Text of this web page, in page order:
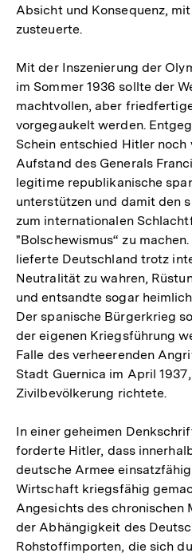
Absicht und Konsequenz,
zusteuerte.
Mit der Inszenierung der
im Sommer 1936 sollte der
machtvollen, aber
vorgegaukelt werden.
Schein entschied Hitler
Aufstand des Generals
legitime republikanische
unterstützen und damit den
zum internationalen
"Bolschewismus“ zu
lieferte Deutschland trotz
Neutralität zu wahren,
und entsandte sogar
Der spanische Bürgerkrieg
der eigenen Kriegsführung
Falle des verheerenden
Stadt Guernica im April
Zivilbevölkerung richtete.
In einer geheimen
forderte Hitler, dass
deutsche Armee
Wirtschaft kriegsfähig
Angesichts des chronischen
der Abhängigkeit des
Rohstoffimporten, die sich